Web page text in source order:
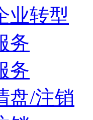
业转型
务
务
盘/注销